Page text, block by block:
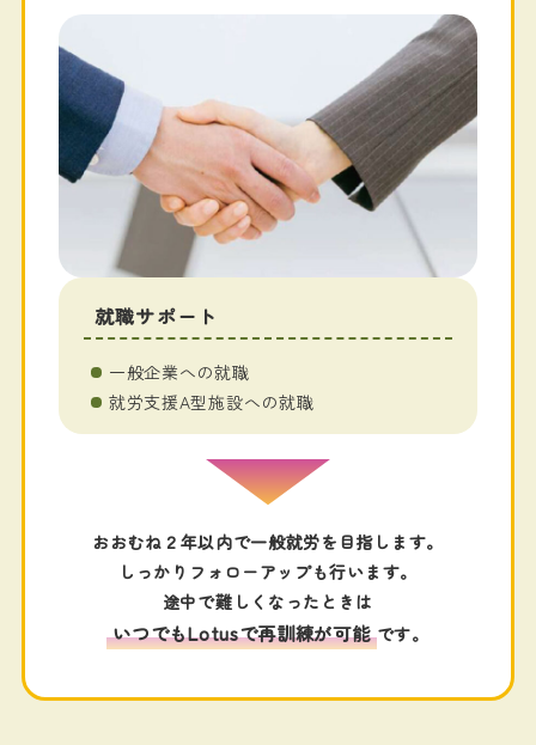
就職サポート
一般企業への就職
就労支援A型施設への就職
おおむね２年以内で一般就労を目指します。
しっかりフォローアップも行います。
途中で難しくなったときは
いつでもLotusで再訓練が可能 です。